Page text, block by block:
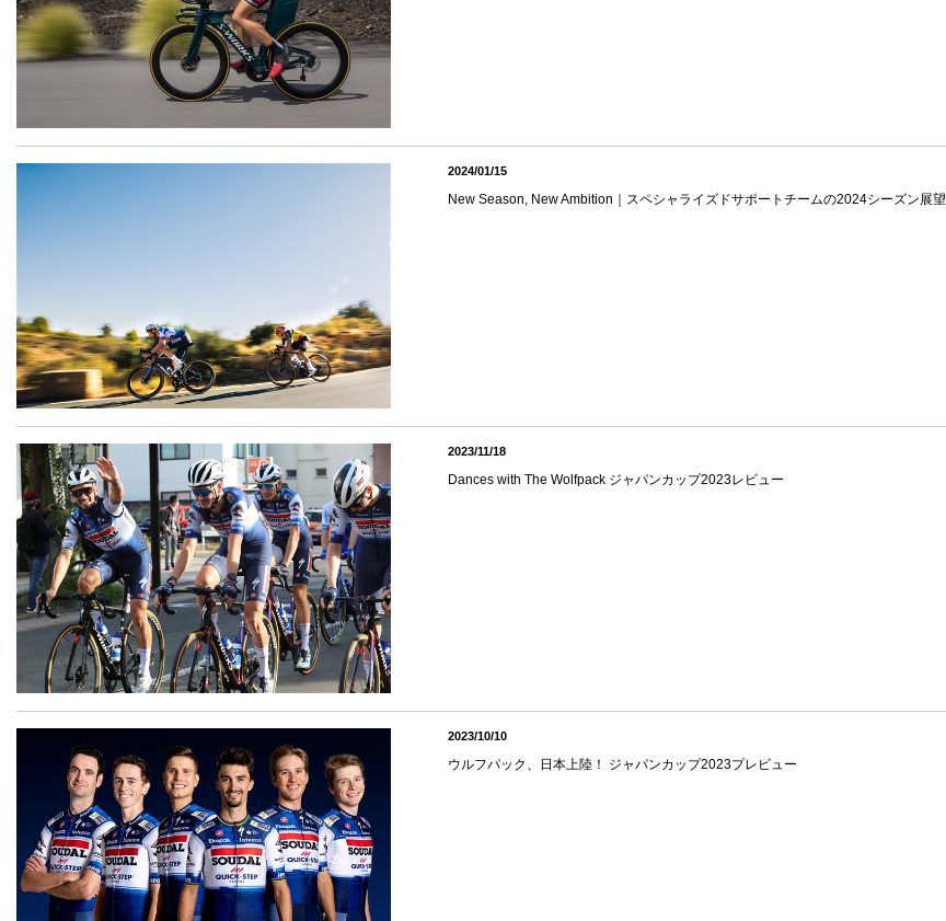
2024/01/15
New Season, New Ambition｜スペシャライズドサポートチームの2024シーズン展望
2023/11/18
Dances with The Wolfpack ジャパンカップ2023レビュー
2023/10/10
ウルフパック、日本上陸！ ジャパンカップ2023プレビュー